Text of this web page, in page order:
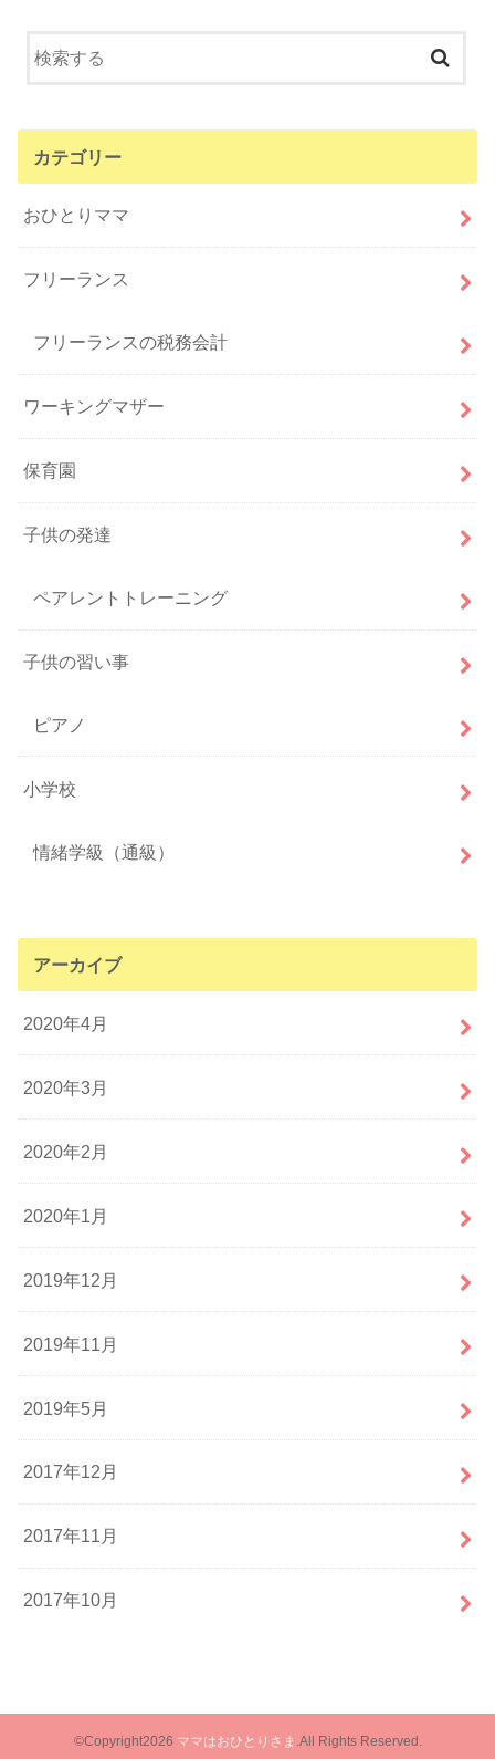
カテゴリー
おひとりママ
フリーランス
フリーランスの税務会計
ワーキングマザー
保育園
子供の発達
ペアレントトレーニング
子供の習い事
ピアノ
小学校
情緒学級（通級）
アーカイブ
2020年4月
2020年3月
2020年2月
2020年1月
2019年12月
2019年11月
2019年5月
2017年12月
2017年11月
2017年10月
©Copyright2026 ママはおひとりさま .All Rights Reserved.